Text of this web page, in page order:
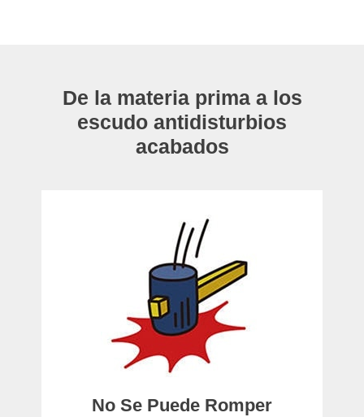
De la materia prima a los
escudo antidisturbios
acabados
No Se Puede Romper